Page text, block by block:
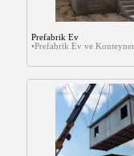
Prefabrik Ev
•Prefabrik Ev ve